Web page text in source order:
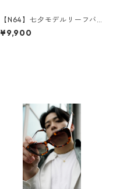
【N64】七夕モデルリーフバ
タフライジルコニアネックレ
ス
¥9,900